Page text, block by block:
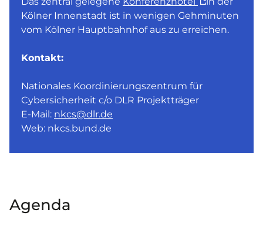
Kölner Innenstadt ist in wenigen Gehminuten
vom Kölner Hauptbahnhof aus zu erreichen.
Kontakt:
Nationales Koordinierungszentrum für
Cybersicherheit c/o DLR Projektträger
E-Mail: nkcs@dlr.de
Web: nkcs.bund.de
Agenda